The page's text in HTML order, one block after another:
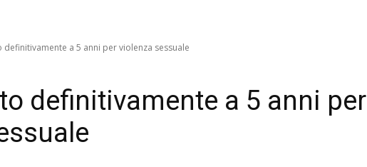
definitivamente a 5 anni per violenza sessuale
definitivamente a 5 anni per